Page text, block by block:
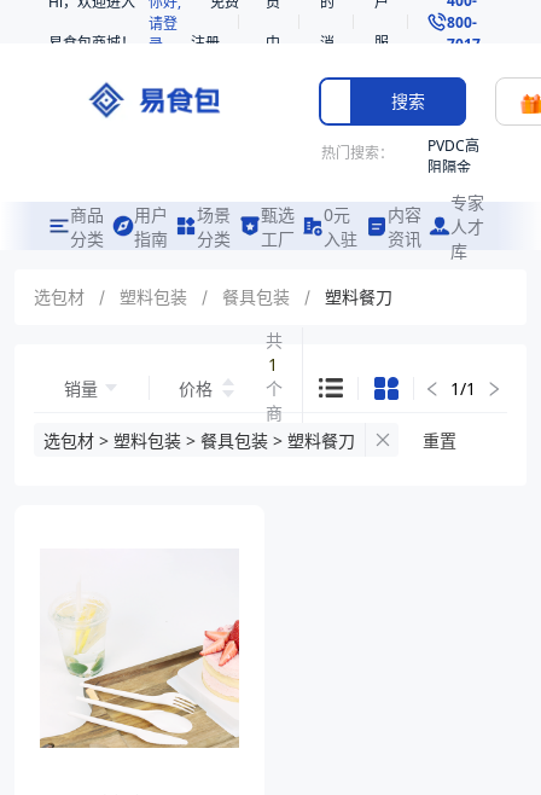
易食包商城！
请登
录
注册
中
消
息
服
务
800-
7017
搜索
热门搜索：
PVDC高
阻隔金
共挤热
收缩袋
221360
烤箱袋
商品
分类
用户
指南
场景
分类
甄选
工厂
0元
入驻
内容
资讯
专家
人才
库
选包材 / 塑料包装 / 餐具包装 / 塑料餐刀
销量 价格
共
1
个
商
品
1/1
选包材 > 塑料包装 > 餐具包装 > 塑料餐刀 重置